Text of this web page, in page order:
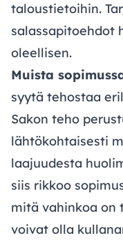
taloustietoihin.
salassapitoehdot
oleellisen.
Muista
syytä tehostaa
Sakon teho
lähtökohtaisesti
laajuudesta
siis rikkoo
mitä vahinkoa on
voivat olla